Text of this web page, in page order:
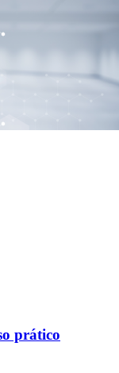
prático